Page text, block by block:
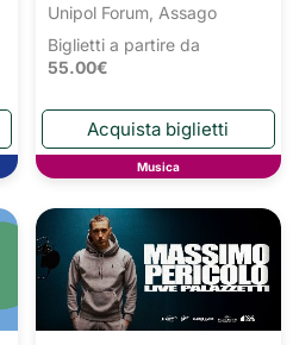
Unipol Forum, Assago
Biglietti a partire da
55.00€
Musica